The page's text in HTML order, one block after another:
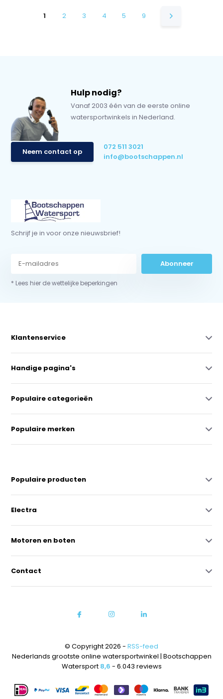
1 2 3 4 5 9
Hulp nodig?
Vanaf 2003 één van de eerste online
watersportwinkels in Nederland.
Neem contact op
072 511 3021
info@bootschappen.nl
Schrijf je in voor onze nieuwsbrief!
Abonneer
* Lees hier de wettelijke beperkingen
Klantenservice
Handige pagina's
Populaire categorieën
Populaire merken
Populaire producten
Electra
Motoren en boten
Contact
© Copyright 2026 - RSS-feed
Nederlands grootste online watersportwinkel | Bootschappen
Watersport 8,6 - 6.043 reviews